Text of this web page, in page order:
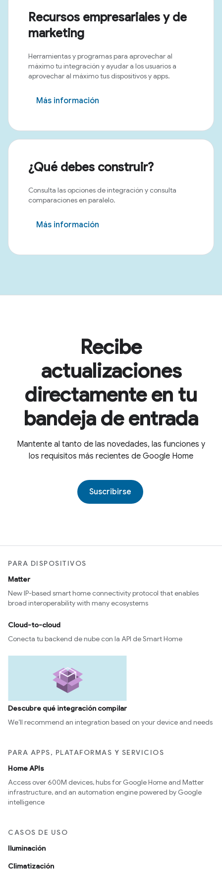
Recursos empresariales y de
marketing
Herramientas y programas para aprovechar al
máximo tu integración y ayudar a los usuarios a
aprovechar al máximo tus dispositivos y apps.
Más información
¿Qué debes construir?
Consulta las opciones de integración y consulta
comparaciones en paralelo.
Más información
Recibe
actualizaciones
directamente en tu
bandeja de entrada
Mantente al tanto de las novedades, las funciones y
los requisitos más recientes de Google Home
Suscribirse
PARA DISPOSITIVOS
Matter
New IP-based smart home connectivity protocol that enables
broad interoperability with many ecosystems
Cloud-to-cloud
Conecta tu backend de nube con la API de Smart Home
Descubre qué integración compilar
We’ll recommend an integration based on your device and needs
PARA APPS, PLATAFORMAS Y SERVICIOS
Home APIs
Access over 600M devices, hubs for Google Home and Matter
infrastructure, and an automation engine powered by Google
intelligence
CASOS DE USO
Iluminación
Climatización